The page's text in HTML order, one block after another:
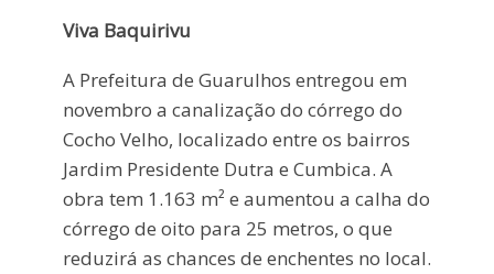
Viva Baquirivu
A Prefeitura de Guarulhos entregou em
novembro a canalização do córrego do
Cocho Velho, localizado entre os bairros
Jardim Presidente Dutra e Cumbica. A
obra tem 1.163 m² e aumentou a calha do
córrego de oito para 25 metros, o que
reduzirá as chances de enchentes no local.